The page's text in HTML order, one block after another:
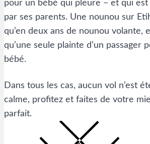
pour un bébé qui pleure – et qui est
par ses parents. Une nounou sur
qu’en deux ans de nounou volante,
qu’une seule plainte d’un passager
bébé.
Dans tous les cas, aucun vol n’est
calme, profitez et faites de votre
parfait.